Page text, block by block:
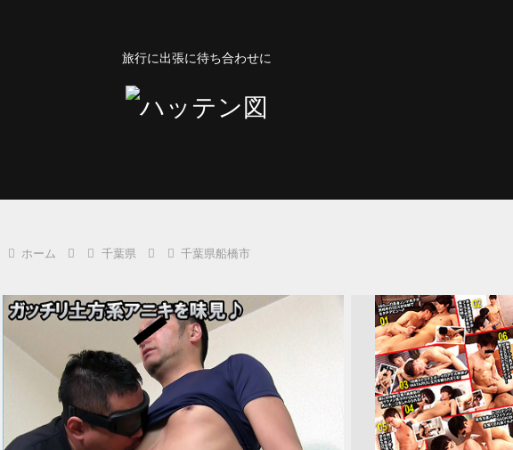
旅行に出張に待ち合わせに
ホーム 千葉県 千葉県船橋市